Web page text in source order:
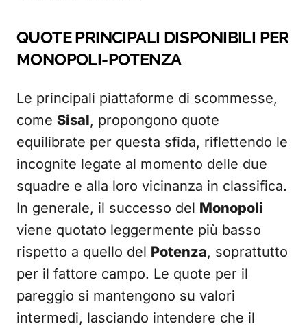
QUOTE PRINCIPALI DISPONIBILI PER
MONOPOLI-POTENZA
Le principali piattaforme di scommesse,
come Sisal, propongono quote
equilibrate per questa sfida, riflettendo le
incognite legate al momento delle due
squadre e alla loro vicinanza in classifica.
In generale, il successo del Monopoli
viene quotato leggermente più basso
rispetto a quello del Potenza, soprattutto
per il fattore campo. Le quote per il
pareggio si mantengono su valori
intermedi, lasciando intendere che il